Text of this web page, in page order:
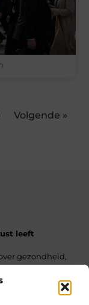
Volgende »
leeft
gezondheid,